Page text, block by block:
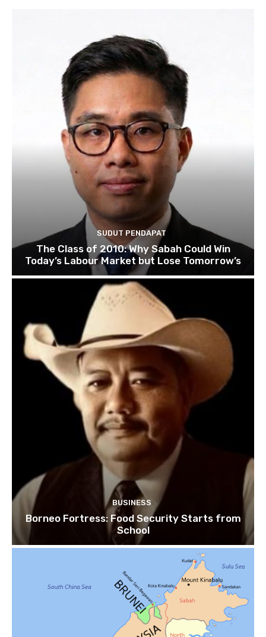
SUDUT PENDAPAT
The Class of 2010: Why Sabah Could Win
Today’s Labour Market but Lose Tomorrow’s
BUSINESS
Borneo Fortress: Food Security Starts from
School